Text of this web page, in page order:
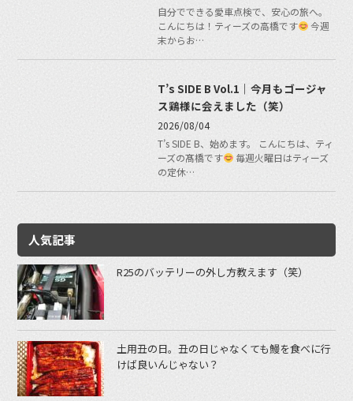
自分でできる愛車点検で、安心の旅へ。
こんにちは！ティーズの高橋です
今週
末からお…
T’s SIDE B Vol.1｜今月もゴージャ
ス鶏様に会えました（笑）
2026/08/04
T’s SIDE B、始めます。 こんにちは、ティ
ーズの髙橋です
毎週火曜日はティーズ
の定休…
人気記事
R25のバッテリーの外し方教えます（笑）
土用丑の日。丑の日じゃなくても鰻を食べに行
けば良いんじゃない？